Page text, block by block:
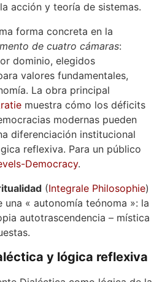
acción y teoría de sistemas.
forma concreta en la
de cuatro cámaras:
dominio, elegidos
valores fundamentales,
La obra principal
muestra cómo los déficits
modernas pueden
diferenciación institucional
reflexiva. Para un público
Democracy.
(Integrale Philosophie)
una « autonomía teónoma »: la
autotrascendencia – mística
y lógica reflexiva